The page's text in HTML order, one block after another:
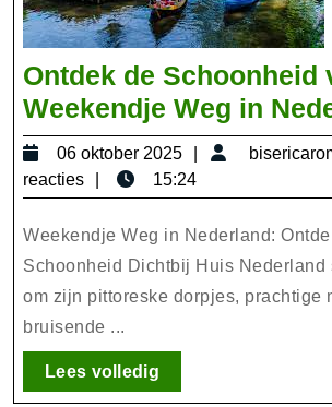
Ontdek de Schoonheid
Weekendje Weg in
06 oktober 2025
06
2025
reacties
15:24
Weekendje Weg in Nederland:
Schoonheid Dichtbij Huis Nederland
om zijn pittoreske dorpjes, prachtige
bruisende ...
Lees volledigLees
volledig